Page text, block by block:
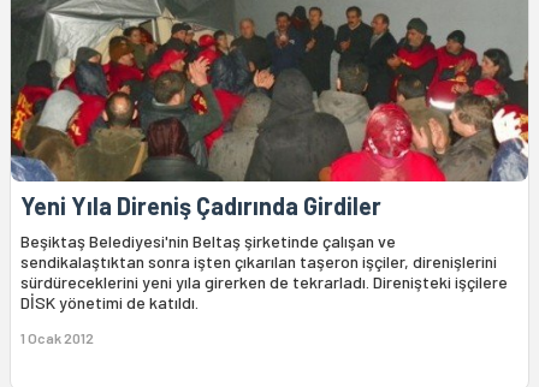
Yeni Yıla Direniş Çadırında Girdiler
Beşiktaş Belediyesi'nin Beltaş şirketinde çalışan ve
sendikalaştıktan sonra işten çıkarılan taşeron işçiler, direnişlerini
sürdüreceklerini yeni yıla girerken de tekrarladı. Direnişteki işçilere
DİSK yönetimi de katıldı.
1 Ocak 2012